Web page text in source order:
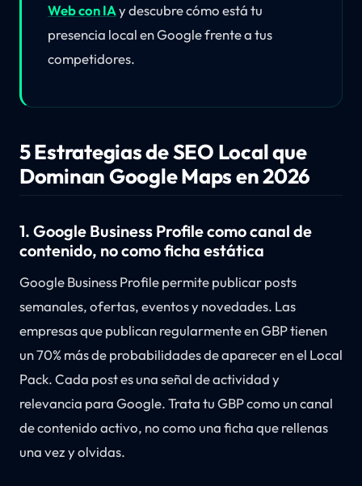
Web con IAy descubre cómo está tu
presencia local en Google frente a tus
competidores.
5 Estrategias de SEO Local que
Dominan Google Maps en 2026
1. Google Business Profile como canal de
contenido, no como ficha estática
Google Business Profile permite publicar posts
semanales, ofertas, eventos y novedades. Las
empresas que publican regularmente en GBP tienen
un 70% más de probabilidades de aparecer en el Local
Pack. Cada post es una señal de actividad y
relevancia para Google. Trata tu GBP como un canal
de contenido activo, no como una ficha que rellenas
una vez y olvidas.